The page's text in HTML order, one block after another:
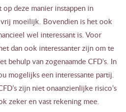
deze manier instappen in
moeilijk. Bovendien is het ook
wel interessant is. Voor
dan ook interessanter zijn om te
behulp van zogenaamde CFD’s. In
mogelijks een interessante partij.
zijn niet onaanzienlijke risico’s
zeker en vast rekening mee.